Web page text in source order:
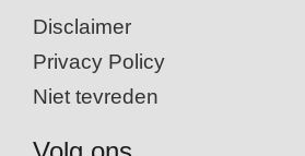
Disclaimer
Privacy Policy
Niet tevreden